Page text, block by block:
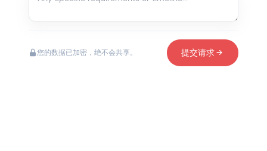
您的数据已加密，绝不会共享。 提交请求